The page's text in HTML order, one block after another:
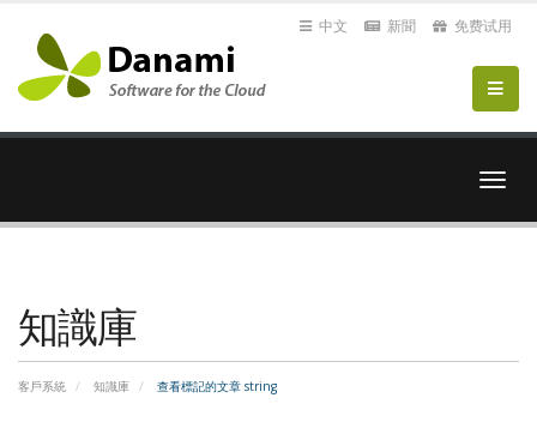
中文 新聞 免费试用
切
導
知識庫
客戶系統 知識庫 查看標記的文章 string